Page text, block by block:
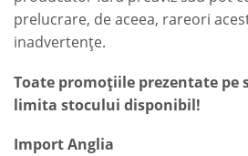
prelucrare, de aceea, rareori
inadvertențe.
Toate promoțiile prezentate pe
limita stocului disponibil!
Import Anglia